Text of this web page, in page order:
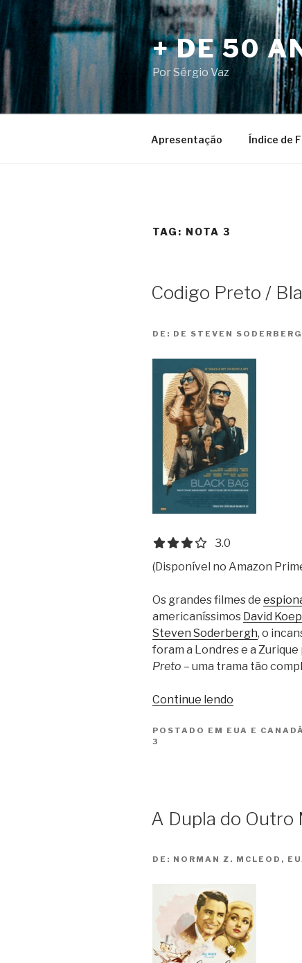
para
o
conteúdo
+ DE 50
Por Sérgio Vaz
Apresentação Índice de
TAG: NOTA 3
Codigo Preto /
DE: DE STEVEN
3.0 out of 5.0 stars
3.0
(Disponível no Amazon
Os grandes filmes de
americaníssimos David
Steven Soderbergh, o
foram a Londres e a
Preto – uma trama tão
Continue lendo
/
POSTADO EM EUA E
3
A Dupla do Outro
DE: NORMAN Z. MCLEOD,